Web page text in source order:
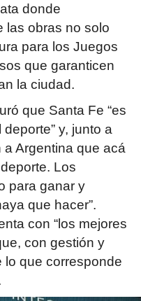
donde
las obras no solo
para los Juegos
que garanticen
la ciudad.
que Santa Fe “es
y, junto a
a Argentina que acá
Los
para ganar y
que hacer”.
con “los mejores
con gestión y
lo que corresponde